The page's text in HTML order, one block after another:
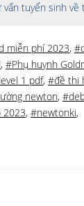
tuyển sinh về
miễn phí 2023,
, #Phụ huynh
1 pdf, #đề thi
newton,
2023, #newtonki,